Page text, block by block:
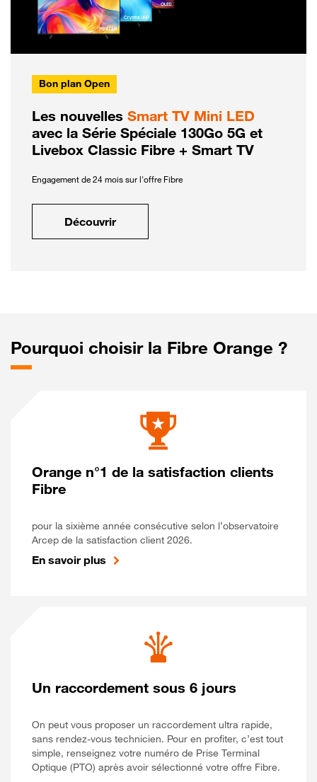
Bon plan Open
Les nouvelles Smart TV Mini LED
avec la Série Spéciale 130Go 5G et
Livebox Classic Fibre + Smart TV
Engagement de 24 mois sur l'offre Fibre
Découvrir
Pourquoi choisir la Fibre Orange ?
Orange n°1 de la satisfaction clients
Fibre
pour la sixième année consécutive selon l’observatoire
Arcep de la satisfaction client 2026.
En savoir plus
Un raccordement sous 6 jours
On peut vous proposer un raccordement ultra rapide,
sans rendez-vous technicien. Pour en profiter, c’est tout
simple, renseignez votre numéro de Prise Terminal
Optique (PTO) après avoir sélectionné votre offre Fibre.